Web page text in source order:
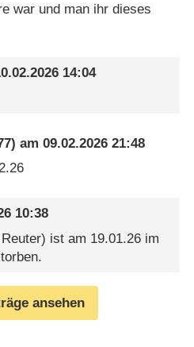
war und man ihr dieses
14:04
am09.02.2026 21:48
10:38
ist am 19.01.26 im
ansehen